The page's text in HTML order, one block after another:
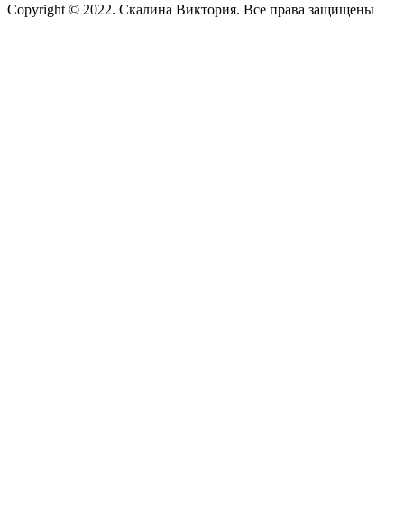
Copyright © 2022. Скалина Виктория. Все права защищены